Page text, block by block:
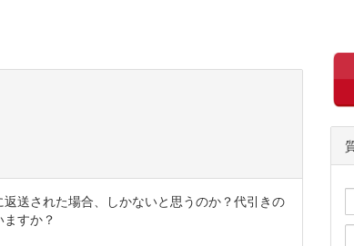
送された場合、しかないと思うのか？代引きの
すか？